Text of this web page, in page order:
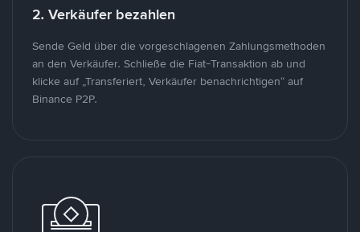
2. Verkäufer bezahlen
Sende Geld über die vorgeschlagenen Zahlungsmethoden
an den Verkäufer. Schließe die Fiat-Transaktion ab und
klicke auf „Transferiert, Verkäufer benachrichtigen“ auf
Binance P2P.